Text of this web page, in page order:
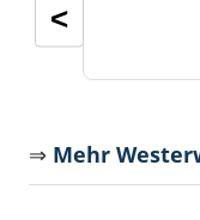
<
⇒ Mehr